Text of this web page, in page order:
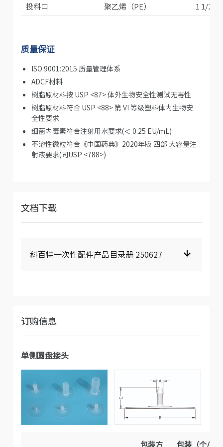
投料口
聚乙烯（PE） 1 1/
质量保证
ISO 9001:2015 质量管理体系
ADCF材料
树脂原材料按 USP <87> 体外生物安全性测试无毒性
树脂原材料符合 USP <88> 第 VI 等级塑料体内生物安
全性要求
细菌内毒素符合注射用水要求(＜ 0.25 EU/mL)
不溶性微粒符合《中国药典》2020年版 四部 大容量注
射液要求(同USP <788>)
文档下载
科百特一次性配件产品目录册 250627
订购信息
单侧圆盘接头
包装方 包装（个/